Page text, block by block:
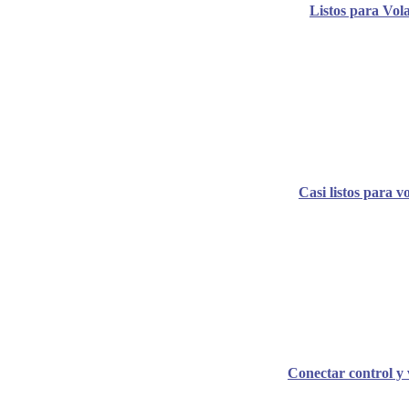
Listos para
Casi listos para
Conectar control y